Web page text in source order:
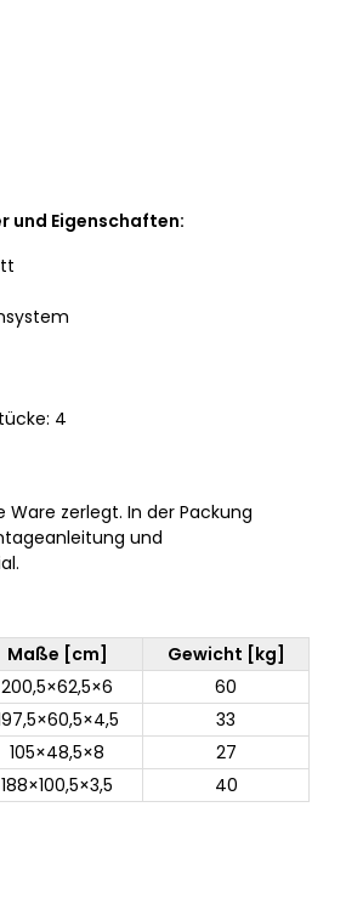
und Eigenschaften:
4
Ware zerlegt. In der Packung
und
Maße [cm]
Gewicht [kg]
200,5×62,5×6
60
33
105×48,5×8
27
188×100,5×3,5 40